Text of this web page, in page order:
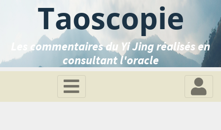
Taoscopie
Les commentaires du Yi Jing réalisés en
consultant l'oracle